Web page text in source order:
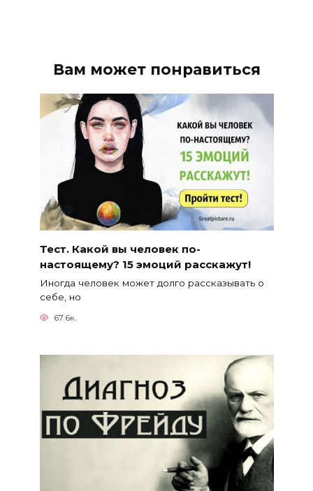
Вам может понравиться
Тест. Какой вы человек по-
настоящему? 15 эмоций расскажут!
Иногда человек может долго рассказывать о
себе, но
67.6к.